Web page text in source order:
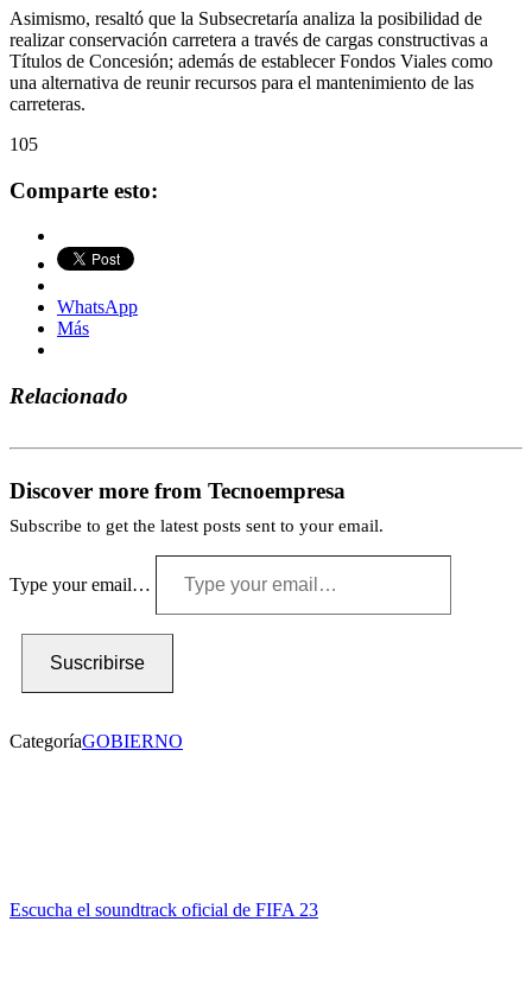
Asimismo, resaltó que la Subsecretaría analiza la posibilidad de
realizar conservación carretera a través de cargas constructivas a
Títulos de Concesión; además de establecer Fondos Viales como
una alternativa de reunir recursos para el mantenimiento de las
carreteras.
105
Comparte esto:
WhatsApp
Más
Relacionado
Discover more from Tecnoempresa
Subscribe to get the latest posts sent to your email.
Type your email…
Suscribirse
CategoríaGOBIERNO
Escucha el soundtrack oficial de FIFA 23